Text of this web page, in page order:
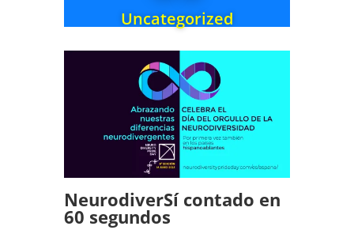
Uncategorized
NeurodiverSí contado en
60 segundos